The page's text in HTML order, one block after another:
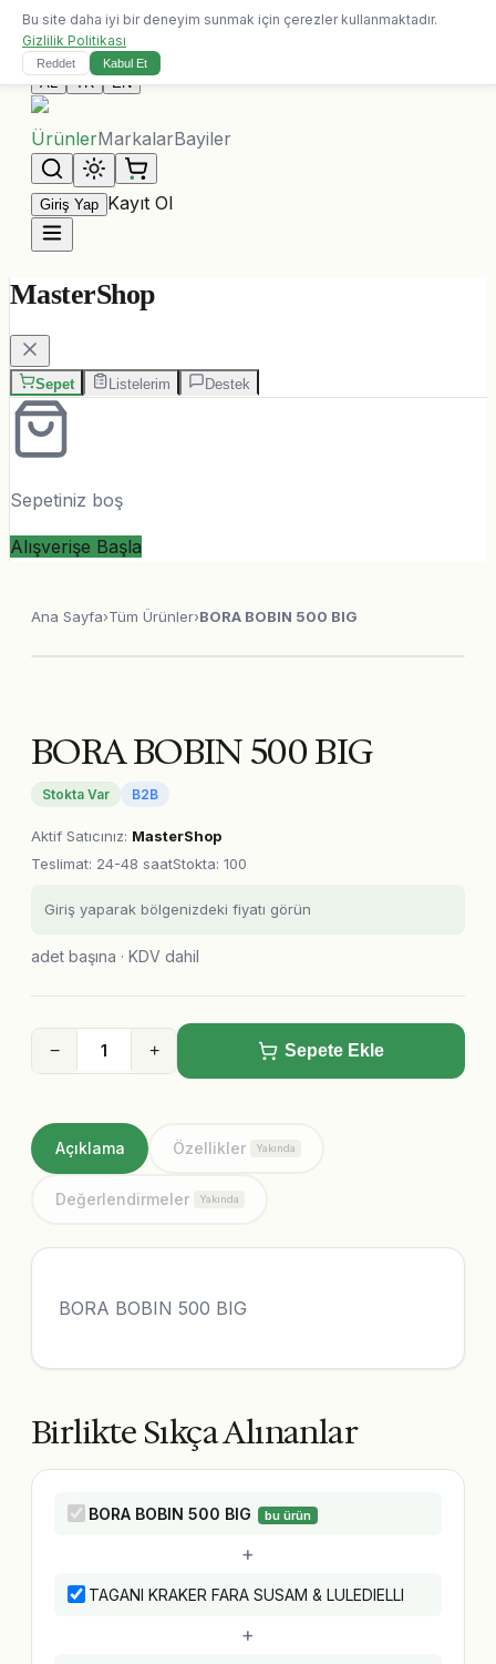
10.000 ALL üzeri siparişlerde ücretsiz kargo
Bize Ulaşın
AL TR EN
ÜrünlerMarkalarBayiler
Giriş Yap Kayıt Ol
MasterShop
Sepet Listelerim Destek
Sepetiniz boş
Alışverişe Başla
Ana Sayfa›Tüm Ürünler›BORA BOBIN 500 BIG
BORA BOBIN 500 BIG
Stokta Var B2B
Aktif Satıcınız: MasterShop
Teslimat: 24-48 saatStokta: 100
Giriş yaparak bölgenizdeki fiyatı görün
adet başına · KDV dahil
− + Sepete Ekle
Açıklama Özellikler Yakında
Değerlendirmeler Yakında
BORA BOBIN 500 BIG
Birlikte Sıkça Alınanlar
BORA BOBIN 500 BIG bu ürün
+
TAGANI KRAKER FARA SUSAM & LULEDIELLI
+
Bu site daha iyi bir deneyim sunmak için çerezler kullanmaktadır.
Gizlilik Politikası
Reddet Kabul Et